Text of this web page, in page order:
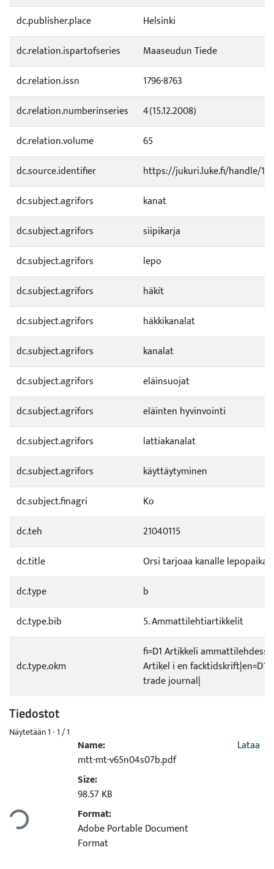
dc.publisher.place
Helsinki
dc.relation.ispartofseries
Maaseudun Tiede
dc.relation.issn
1796-8763
dc.relation.numberinseries
4(15.12.2008)
dc.relation.volume
65
dc.source.identifier
https://jukuri.luke.fi/handle/
dc.subject.agrifors
kanat
dc.subject.agrifors
siipikarja
dc.subject.agrifors
lepo
dc.subject.agrifors
häkit
dc.subject.agrifors
häkkikanalat
dc.subject.agrifors
kanalat
dc.subject.agrifors
eläinsuojat
dc.subject.agrifors
eläinten hyvinvointi
dc.subject.agrifors
lattiakanalat
dc.subject.agrifors
käyttäytyminen
dc.subject.finagri
Ko
dc.teh
21040115
dc.title
Orsi tarjoaa kanalle lepopaikan
dc.type
b
dc.type.bib
5. Ammattilehtiartikkelit
dc.type.okm
fi=D1 Artikkeli
Artikel i en facktidskrift|en=D1
trade journal|
Tiedostot
Näytetään1 - 1 / 1
Ladataan...
Name:
mtt-mt-v65n04s07b.pdf
Size:
98.57 KB
Format:
Adobe Portable Document
Format
Lataa